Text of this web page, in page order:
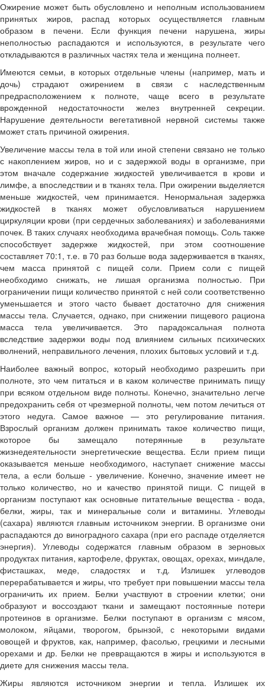
Ожирение может быть обусловлено и неполным использованием
принятых жиров, распад которых осуществляется главным
образом в печени. Если функция печени нарушена, жиры
неполностью распадаются и используются, в результате чего
откладываются в различных частях тела и женщина полнеет.
Имеются семьи, в которых отдельные члены (например, мать и
дочь) страдают ожирением в связи с наследственным
предрасположением к полноте, чаще всего в результате
врожденной недостаточности желез внутренней секреции.
Нарушение деятельности вегетативной нервной системы также
может стать причиной ожирения.
Увеличение массы тела в той или иной степени связано не только
с накоплением жиров, но и с задержкой воды в организме, при
этом вначале содержание жидкостей увеличивается в крови и
лимфе, а впоследствии и в тканях тела. При ожирении выделяется
меньше жидкостей, чем принимается. Ненормальная задержка
жидкостей в тканях может обусловливаться нарушением
циркуляции крови (при сердечных заболеваниях) и заболеваниями
почек. В таких случаях необходима врачебная помощь. Соль также
способствует задержке жидкостей, при этом соотношение
составляет 70:1, т.е. в 70 раз больше вода задерживается в тканях,
чем масса принятой с пищей соли. Прием соли с пищей
необходимо снижать, не лишая организма полностью. При
ограничении пищи количество принятой с ней соли соответственно
уменьшается и этого часто бывает достаточно для снижения
массы тела. Случается, однако, при снижении пищевого рациона
масса тела увеличивается. Это парадоксальная полнота
вследствие задержки воды под влиянием сильных психических
волнений, неправильного лечения, плохих бытовых условий и т.д.
Наиболее важный вопрос, который необходимо разрешить при
полноте, это чем питаться и в каком количестве принимать пищу
при всяком отдельном виде полноты. Конечно, значительно легче
предохранить себя от чрезмерной полноты, чем потом лечиться от
этого недуга. Самое важное — это регулирование питания.
Взрослый организм должен принимать такое количество пищи,
которое бы замещало потерянные в результате
жизнедеятельности энергетические вещества. Если прием пищи
оказывается меньше необходимого, наступает снижение массы
тела, а если больше - увеличение. Конечно, значение имеет не
только количество, но и качество принятой пищи. С пищей в
организм поступают как основные питательные вещества - вода,
белки, жиры, так и минеральные соли и витамины. Углеводы
(сахара) являются главным источником энергии. В организме они
распадаются до виноградного сахара (при его распаде отделяется
энергия). Углеводы содержатся главным образом в зерновых
продуктах питания, картофеле, фруктах, овощах, орехах, миндале,
фисташках, меде, сладостях и т.д. Излишек углеводов
перерабатывается и жиры, что требует при повышении массы тела
ограничить их прием. Белки участвуют в строении клетки; они
образуют и воссоздают ткани и замещают постоянные потери
протеинов в организме. Белки поступают в организм с мясом,
молоком, яйцами, творогом, брынзой, с некоторыми видами
овощей и фруктов, как, например, фасолью, грецкими и лесными
орехами и др. Белки не превращаются в жиры и используются в
диете для снижения массы тела.
Жиры являются источником энергии и тепла. Излишек их